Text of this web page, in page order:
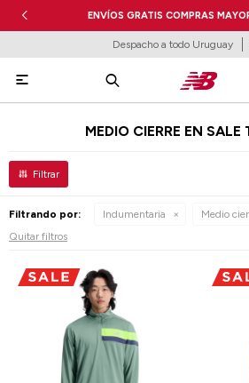
ENVÍOS GRATIS COMPRAS
Despacho a todo Uruguay

MEDIO CIERRE EN SALE
Filtrando por: Indumentaria Medio
Quitar filtros